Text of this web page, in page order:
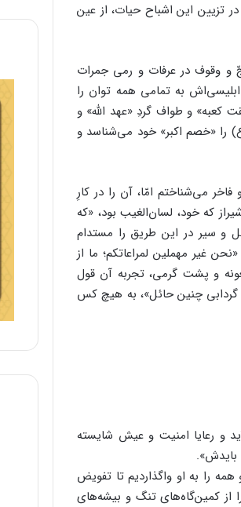
تزیین این اشباح حیات، از عین
و وقوف در عرفات و رمی جمرات
به تمامی همه توان را
کعبه» و طواف گردِ «عهد الله» و
را «خصم اکبر» خود می‌شناسد و
می‌شناختم امّا، آن را در کارِ
که خود، لسان‌الغیب بود، «که
و سیر در این طریق را مستدام
غیر مهملین لمراعاتکم؛ ما از
و پشت گرمی، تجربه آن قول
گردابی چنین حائل»، به هیچ کس
و رعایا امنیت و عیش شایسته
بایدش».
را به او واگذاردیم تا تفویض
را از کمین‌گاه‌های تنگ و بیشه‌های